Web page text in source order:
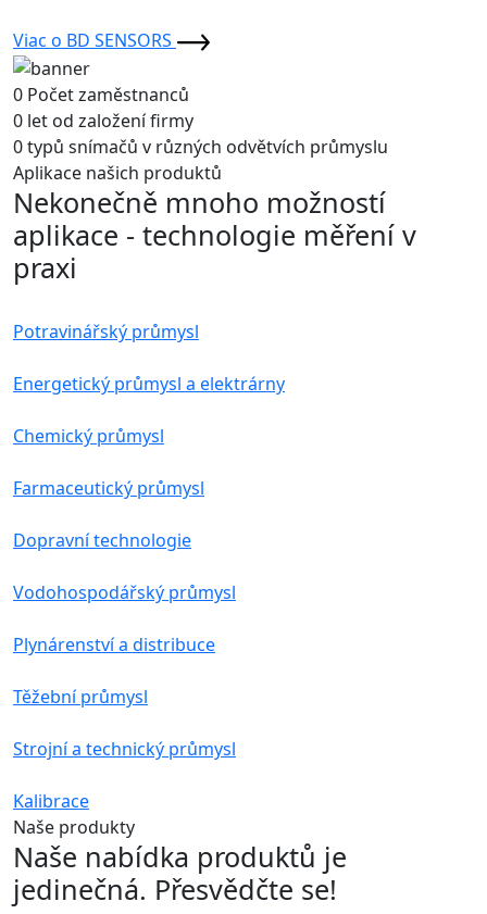
Viac o BD SENSORS
0 Počet zaměstnanců
0 let od založení firmy
0typů snímačů v různých odvětvích průmyslu
Aplikace našich produktů
Nekonečně mnoho možností
aplikace - technologie měření v
praxi
Potravinářský průmysl
Energetický průmysl a elektrárny
Chemický průmysl
Farmaceutický průmysl
Dopravní technologie
Vodohospodářský průmysl
Plynárenství a distribuce
Těžební průmysl
Strojní a technický průmysl
Kalibrace
Naše produkty
Naše nabídka produktů je
jedinečná. Přesvědčte se!